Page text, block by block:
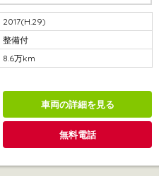
2017(H.29)
整備付
8.6万km
車両の詳細を見る
無料電話